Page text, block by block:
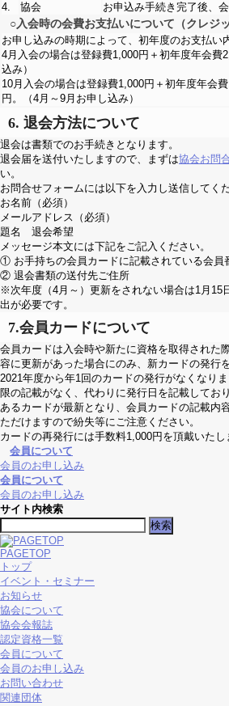
4.
協会 お申込み手続き完了後、
○入会時の会費お支払いについて（クレジ
お申し込みの時期によって、初年度のお支払い
4月入会の場合は登録費1,000円＋初年度年会費
込み）
10月入会の場合は登録費1,000円＋初年度年会
円。（4月～9月お申し込み）
6. 退会方法について
退会は書類でのお手続きとなります。
退会届を送付いたしますので、まずは協会お問
い。
お問合せフォームには以下を入力し送信してくだ
お名前（必須）
メールアドレス（必須）
題名 退会希望
メッセージ本文には下記をご記入ください。
① お手持ちの会員カードに記載されている会員
② 退会書類の送付先ご住所
※次年度（4月～）更新をされない場合は1月15
出が必要です。
7.会員カードについて
会員カードは入会時や新たに資格を取得された
容に更新があった場合にのみ、新カードの発行
2021年度から年1回のカードの発行がなくなり
限の記載がなく、代わりに発行日を記載してお
あるカードが最新となり、会員カードの記載内
ただけますので紛失等にご注意ください。
カードの再発行には手数料1,000円を頂戴いたし
会員について
会員のお申し込み
会員について
会員のお申し込み
サイト内検索
検
索:
PAGETOP
トップ
イベント・セミナー
お知らせ
協会について
協会会報誌
認定資格一覧
会員について
会員のお申し込み
お問い合わせ
関連団体